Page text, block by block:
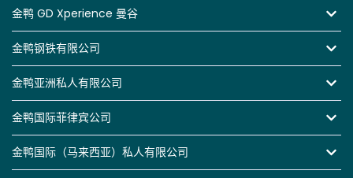
金鸭 GD Xperience 曼谷
金鸭钢铁有限公司
金鸭亚洲私人有限公司
金鸭国际菲律宾公司
金鸭国际（马来西亚）私人有限公司